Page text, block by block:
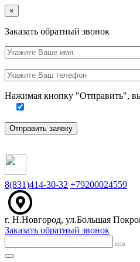
×
Заказать обратный звонок
Ваше
имя
это
Ваш
телефон
Нажимая кнопку "Отправить",
Отправить заявку
8(831)414-30-32 +79200024559
г. Н.Новгород, ул.Большая
Заказать обратный звонок
Меню